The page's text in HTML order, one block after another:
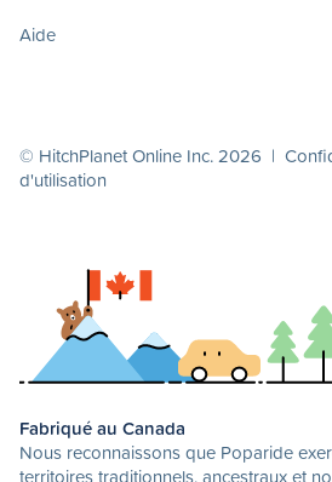
Aide
© HitchPlanet Online Inc. 2026 |
d'utilisation
Fabriqué au Canada
Nous reconnaissons que Poparide
territoires traditionnels, ancestraux et